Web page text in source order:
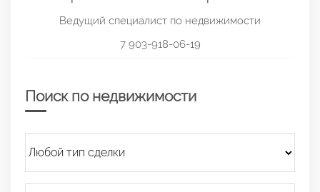
Ведущий специалист по недвижимости
7 903-918-06-19
Поиск по недвижимости